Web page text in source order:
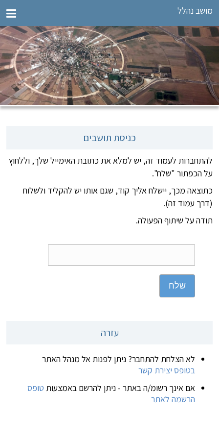
מושב נהלל
כניסת תושבים
להתחברות לעמוד זה, יש למלא את כתובת האימייל שלך, וללחוץ
על הכפתור "שלח".
כתוצאה מכך, יישלח אליך קוד, שגם אותו יש להקליד ולשלוח
(דרך עמוד זה).
תודה על שיתוף הפעולה.
שלח
עזרה
לא הצלחת להתחבר? ניתן לפנות אל מנהל האתר
בטופס יצירת קשר
אם אינך רשומ/ה באתר - ניתן להרשם באמצעות טופס
הרשמה לאתר